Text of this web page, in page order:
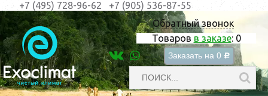
Обратный звонок
Товаров в заказе: 0
Заказать на 0 c
+7 (495) 728-96-62 +7 (905) 536-87-55